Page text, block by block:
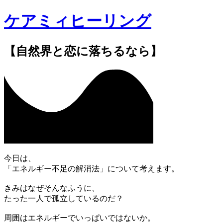
ケアミィヒーリング
【自然界と恋に落ちるなら】
今日は、
「エネルギー不足の解消法」について考えます。
きみはなぜそんなふうに、
たった一人で孤立しているのだ？
周囲はエネルギーでいっぱいではないか。